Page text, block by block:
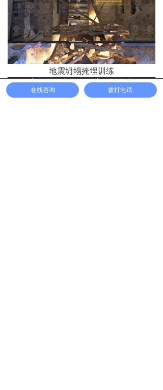
地震坍塌掩埋训练
方案展示 工程案例 联系我们 一键拨号
在线咨询 拨打电话